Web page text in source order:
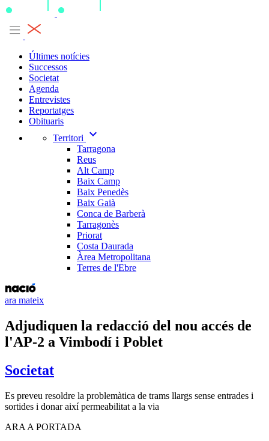
Últimes notícies
Successos
Societat
Agenda
Entrevistes
Reportatges
Obituaris
Territori
expand_more
Tarragona
Reus
Alt Camp
Baix Camp
Baix Penedès
Baix Gaià
Conca de Barberà
Tarragonès
Priorat
Costa Daurada
Àrea Metropolitana
Terres de l'Ebre
ara mateix
Adjudiquen la redacció del nou accés de
l'AP-2 a Vimbodí i Poblet
Societat
Es preveu resoldre la problemàtica de trams llargs sense entrades i
sortides i donar així permeabilitat a la via
ARA A PORTADA